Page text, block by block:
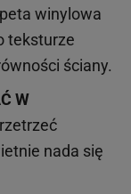
winylowa
teksturze
ściany.
W
nada się